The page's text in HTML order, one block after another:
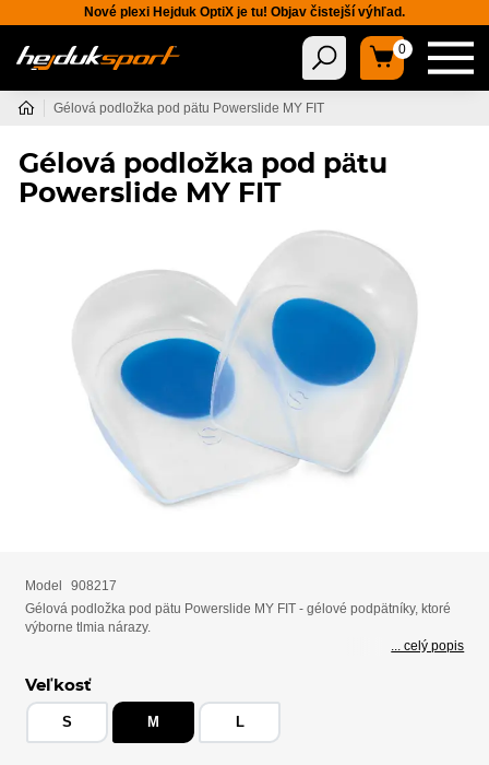
Nové plexi Hejduk OptiX je tu! Objav čistejší výhľad.
0
Gélová podložka pod pätu Powerslide MY FIT
Gélová podložka pod pätu
Powerslide MY FIT
Model
908217
Gélová podložka pod pätu Powerslide MY FIT - gélové podpätníky, ktoré
výborne tlmia nárazy.
... celý popis
Veľkosť
S M L